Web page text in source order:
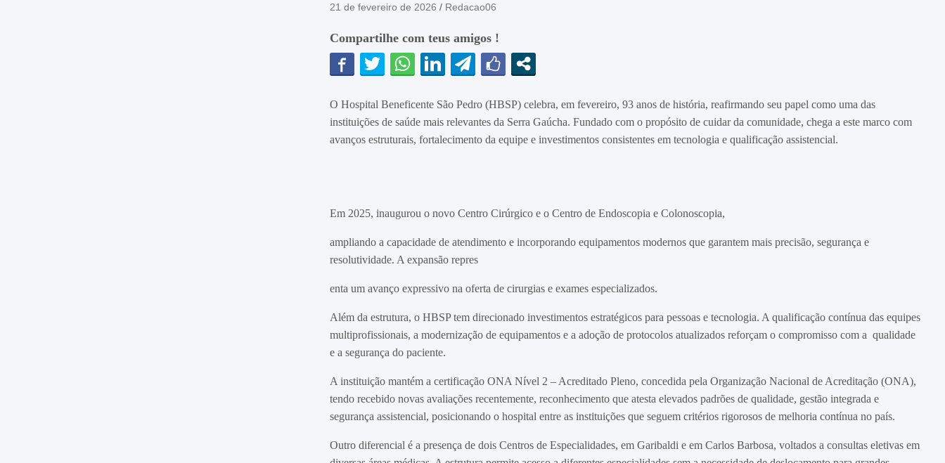
21 de fevereiro de 2026 Redacao06
Compartilhe com teus amigos !
O Hospital Beneficente São Pedro (HBSP) celebra, em fevereiro, 93 anos de história, reafirmando seu papel como uma das
instituições de saúde mais relevantes da Serra Gaúcha. Fundado com o propósito de cuidar da comunidade, chega a este marco com
avanços estruturais, fortalecimento da equipe e investimentos consistentes em tecnologia e qualificação assistencial.
Em 2025, inaugurou o novo Centro Cirúrgico e o Centro de Endoscopia e Colonoscopia,
ampliando a capacidade de atendimento e incorporando equipamentos modernos que garantem mais precisão, segurança e
resolutividade. A expansão repres
enta um avanço expressivo na oferta de cirurgias e exames especializados.
Além da estrutura, o HBSP tem direcionado investimentos estratégicos para pessoas e tecnologia. A qualificação contínua das equipes
multiprofissionais, a modernização de equipamentos e a adoção de protocolos atualizados reforçam o compromisso com a qualidade
e a segurança do paciente.
A instituição mantém a certificação ONA Nível 2 – Acreditado Pleno, concedida pela Organização Nacional de Acreditação (ONA),
tendo recebido novas avaliações recentemente, reconhecimento que atesta elevados padrões de qualidade, gestão integrada e
segurança assistencial, posicionando o hospital entre as instituições que seguem critérios rigorosos de melhoria contínua no país.
Outro diferencial é a presença de dois Centros de Especialidades, em Garibaldi e em Carlos Barbosa, voltados a consultas eletivas em